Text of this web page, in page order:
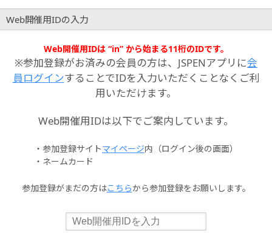
Web開催用IDの入力
Web開催用IDは “in” から始まる11桁のIDです。
※参加登録がお済みの会員の方は、JSPENアプリに会
員ログインすることでIDを入力いただくことなくご利
用いただけます。
Web開催用IDは以下でご案内しています。
・参加登録サイトマイページ内（ログイン後の画面）
・ネームカード
参加登録がまだの方はこちらから参加登録をお願いします。